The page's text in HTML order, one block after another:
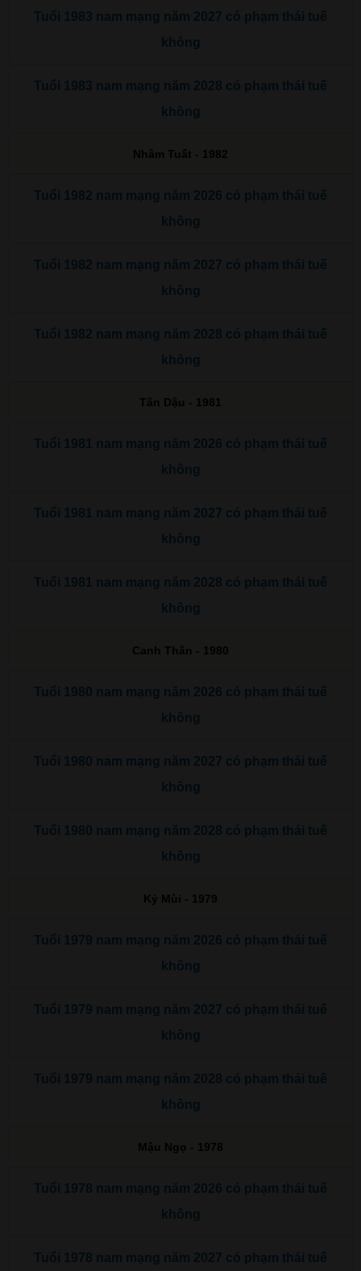
Tuổi 1983 nam mạng năm 2027 có phạm thái tuế
không
Tuổi 1983 nam mạng năm 2028 có phạm thái tuế
không
Nhâm Tuất - 1982
Tuổi 1982 nam mạng năm 2026 có phạm thái tuế
không
Tuổi 1982 nam mạng năm 2027 có phạm thái tuế
không
Tuổi 1982 nam mạng năm 2028 có phạm thái tuế
không
Tân Dậu - 1981
Tuổi 1981 nam mạng năm 2026 có phạm thái tuế
không
Tuổi 1981 nam mạng năm 2027 có phạm thái tuế
không
Tuổi 1981 nam mạng năm 2028 có phạm thái tuế
không
Canh Thân - 1980
Tuổi 1980 nam mạng năm 2026 có phạm thái tuế
không
Tuổi 1980 nam mạng năm 2027 có phạm thái tuế
không
Tuổi 1980 nam mạng năm 2028 có phạm thái tuế
không
Kỷ Mùi - 1979
Tuổi 1979 nam mạng năm 2026 có phạm thái tuế
không
Tuổi 1979 nam mạng năm 2027 có phạm thái tuế
không
Tuổi 1979 nam mạng năm 2028 có phạm thái tuế
không
Mậu Ngọ - 1978
Tuổi 1978 nam mạng năm 2026 có phạm thái tuế
không
Tuổi 1978 nam mạng năm 2027 có phạm thái tuế